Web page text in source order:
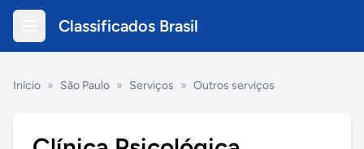
Classificados Brasil
Início » São Paulo » Serviços » Outros serviços